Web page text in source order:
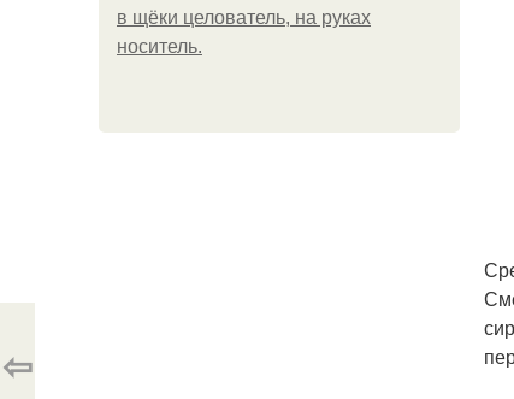
в щёки целователь, на руках
носитель.
⇦